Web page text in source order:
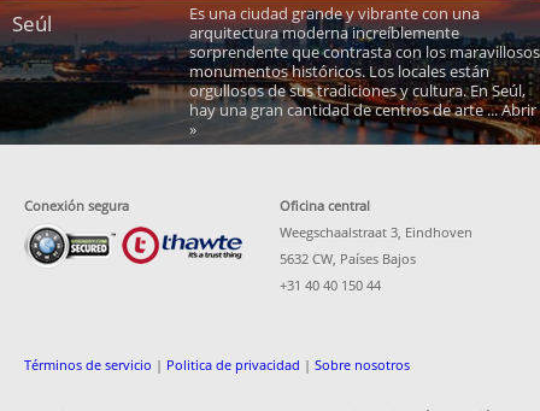
Seúl
Es una ciudad grande y vibrante con una
arquitectura moderna increíblemente
sorprendente que contrasta con los maravillosos
monumentos históricos. Los locales están
orgullosos de sus tradiciones y cultura. En Seúl,
hay una gran cantidad de centros de arte ... Abrir
»
Conexión segura
Oficina central
Weegschaalstraat 3, Eindhoven
5632 CW, Países Bajos
+31 40 40 150 44
Términos de servicio | Politica de privacidad | Sobre nosotros